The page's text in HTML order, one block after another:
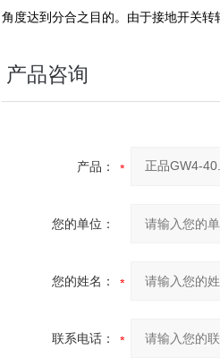
角度达到分合之目的。由于接地开关转
产品咨询
产品：
您的单位：
您的姓名：
联系电话：